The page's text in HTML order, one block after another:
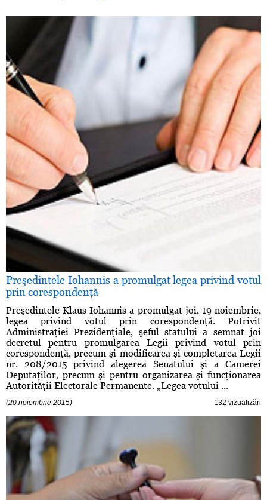
Preşedintele Iohannis a promulgat legea privind votul
prin corespondenţă
Preşedintele Klaus Iohannis a promulgat joi, 19 noiembrie,
legea privind votul prin corespondenţă. Potrivit
Administraţiei Prezidenţiale, şeful statului a semnat joi
decretul pentru promulgarea Legii privind votul prin
corespondenţă, precum şi modificarea şi completarea Legii
nr. 208/2015 privind alegerea Senatului şi a Camerei
Deputaţilor, precum şi pentru organizarea şi funcţionarea
Autorităţii Electorale Permanente. „Legea votului ...
(20 noiembrie 2015) 132 vizualizări